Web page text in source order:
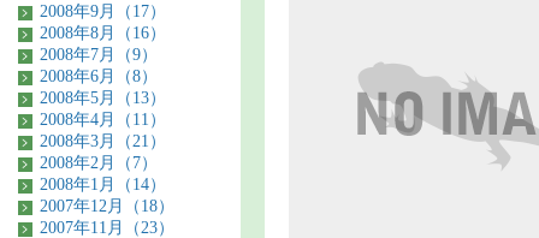
2008年9月（17）
2008年8月（16）
2008年7月（9）
2008年6月（8）
2008年5月（13）
2008年4月（11）
2008年3月（21）
2008年2月（7）
2008年1月（14）
2007年12月（18）
2007年11月（23）